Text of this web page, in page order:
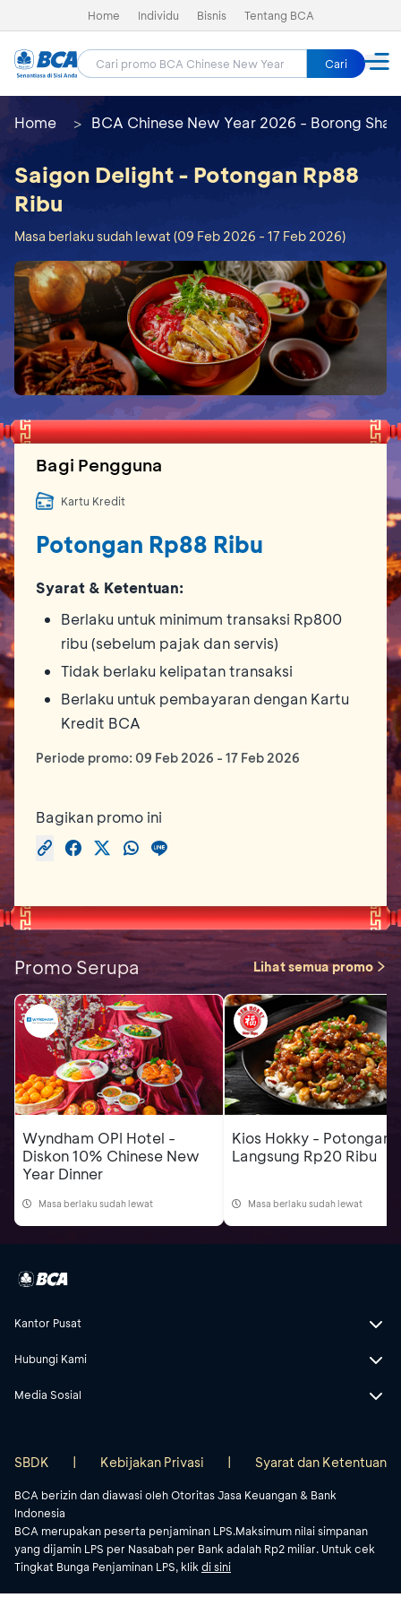
Home Individu Bisnis Tentang BCA
Cari
Home BCA Chinese New Year 2026 - Borong Shay
Saigon Delight - Potongan Rp88
Ribu
Masa berlaku sudah lewat (09 Feb 2026 - 17 Feb 2026)
Bagi Pengguna
Kartu Kredit
Potongan Rp88 Ribu
Syarat & Ketentuan:
Berlaku untuk minimum transaksi Rp800
ribu (sebelum pajak dan servis)
Tidak berlaku kelipatan transaksi
Berlaku untuk pembayaran dengan Kartu
Kredit BCA
Periode promo: 09 Feb 2026 - 17 Feb 2026
Bagikan promo ini
Promo Serupa Lihat semua promo
Wyndham OPI Hotel -
Diskon 10% Chinese New
Year Dinner
Masa berlaku sudah lewat
Kios Hokky - Potongan
Langsung Rp20 Ribu
Masa berlaku sudah lewat
Kantor Pusat
Hubungi Kami
Media Sosial
BCA berizin dan diawasi oleh Otoritas Jasa Keuangan & Bank
Indonesia
BCA merupakan peserta penjaminan LPS.Maksimum nilai simpanan
yang dijamin LPS per Nasabah per Bank adalah Rp2 miliar. Untuk cek
Tingkat Bunga Penjaminan LPS, klik di sini
SBDK | Kebijakan Privasi | Syarat dan Ketentuan